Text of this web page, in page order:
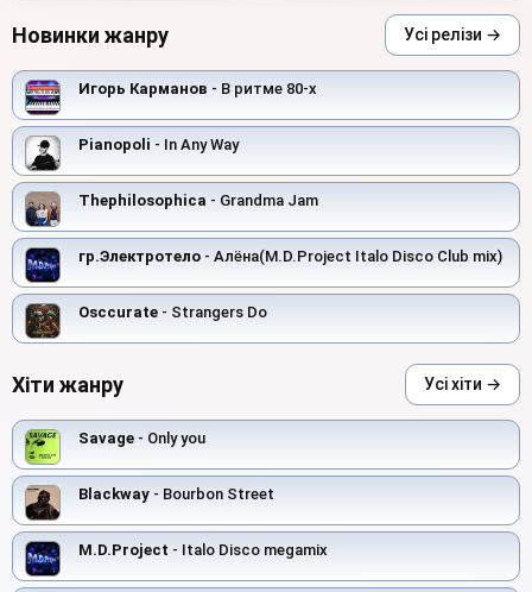
Новинки жанру Усі релізи →
Игорь Карманов - В ритме 80-х
Pianopoli - In Any Way
Thephilosophica - Grandma Jam
гр.Электротело - Алёна(M.D.Project Italo Disco Club mix)
Osccurate - Strangers Do
Хіти жанру Усі хіти →
Savage - Only you
Blackway - Bourbon Street
M.D.Project - Italo Disco megamix